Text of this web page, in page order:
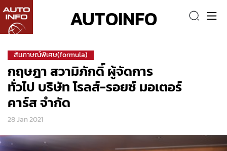
AUTOINFO
สัมภาษณ์พิเศษ(formula)
กฤษฎา สวามิภักดิ์ ผู้จัดการ
ทั่วไป บริษัท โรลส์-รอยซ์ มอเตอร์
คาร์ส จำกัด
28 Jan 2021